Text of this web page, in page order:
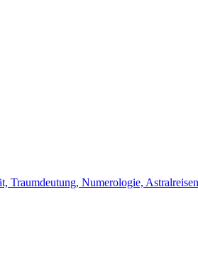
Traumdeutung, Numerologie,